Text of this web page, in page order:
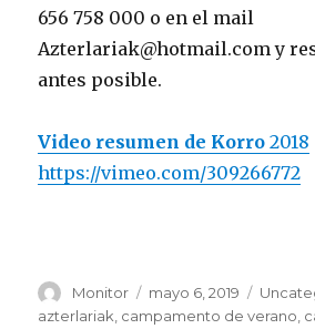
656 758 000 o en el mail
Azterlariak@hotmail.com y
antes posible.
Video resumen de Korro 2018
https://vimeo.com/309266772
Autor
Monitor
Publicado
el
mayo 6, 2019
azterlariak campamento de verano